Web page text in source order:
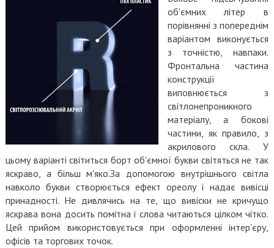
об'ємних літер в
порівнянні з попереднім
варіантом виконується
з точністю, навпаки.
Фронтальна частина
конструкції
виповнюється з
світлонепроникного
матеріалу, а бокові
частини, як правило, з
акрилового скла. У
цьому варіанті світиться борт об'ємної букви світяться не так
яскраво, а більш м'яко.За допомогою внутрішнього світла
навколо букви створюється ефект ореолу і надає вивісці
принадності. Не дивлячись на те, що вивіски не кричущо
яскрава вона досить помітна і слова читаються цілком чітко.
Цей прийом використовується при оформленні інтер'єру,
офісів та торгових точок.